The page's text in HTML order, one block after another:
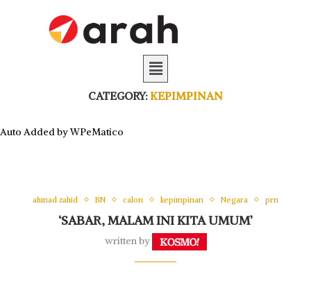
CATEGORY: KEPIMPINAN
Auto Added by WPeMatico
ahmad zahid BN calon kepimpinan Negara prn
‘SABAR, MALAM INI KITA UMUM’
written by